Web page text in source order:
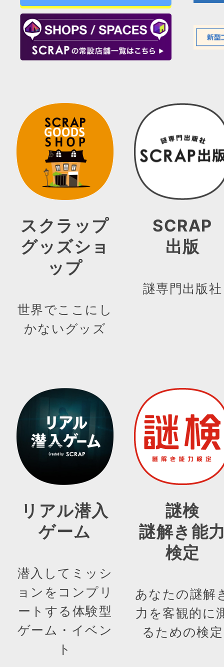
スクラップ
グッズショ
ップ
世界でここにし
かないグッズ
SCRAP
出版
謎専門出版社
リアル潜入
ゲーム
潜入してミッシ
ョンをコンプリ
ートする体験型
ゲーム・イベン
ト
謎検
謎解き能
検定
あなたの謎解
力を客観的に
るための検定